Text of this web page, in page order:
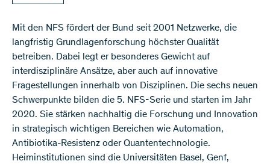
​​​​Mit den NFS fördert der Bund seit 2001 Netzwerke, die
langfristig Grundlagenforschung höchster Qualität
betreiben. Dabei legt er besonderes Gewicht auf
interdisziplinäre Ansätze, aber auch auf innovative
Fragestellungen innerhalb von Disziplinen. Die sechs neuen
Schwerpunkte bilden die 5. NFS-Serie und starten im Jahr
2020. Sie stärken nachhaltig die Forschung und Innovation
in strategisch wichtigen Bereichen wie Automation,
Antibiotika-Resistenz oder Quantentechnologie.
Heiminstitutionen sind die Universitäten Basel, Genf,